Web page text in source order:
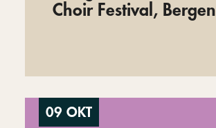
Choir Festival, Bergen
09 OKT